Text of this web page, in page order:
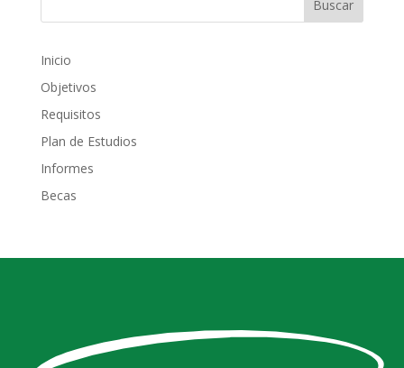
Inicio
Objetivos
Requisitos
Plan de Estudios
Informes
Becas